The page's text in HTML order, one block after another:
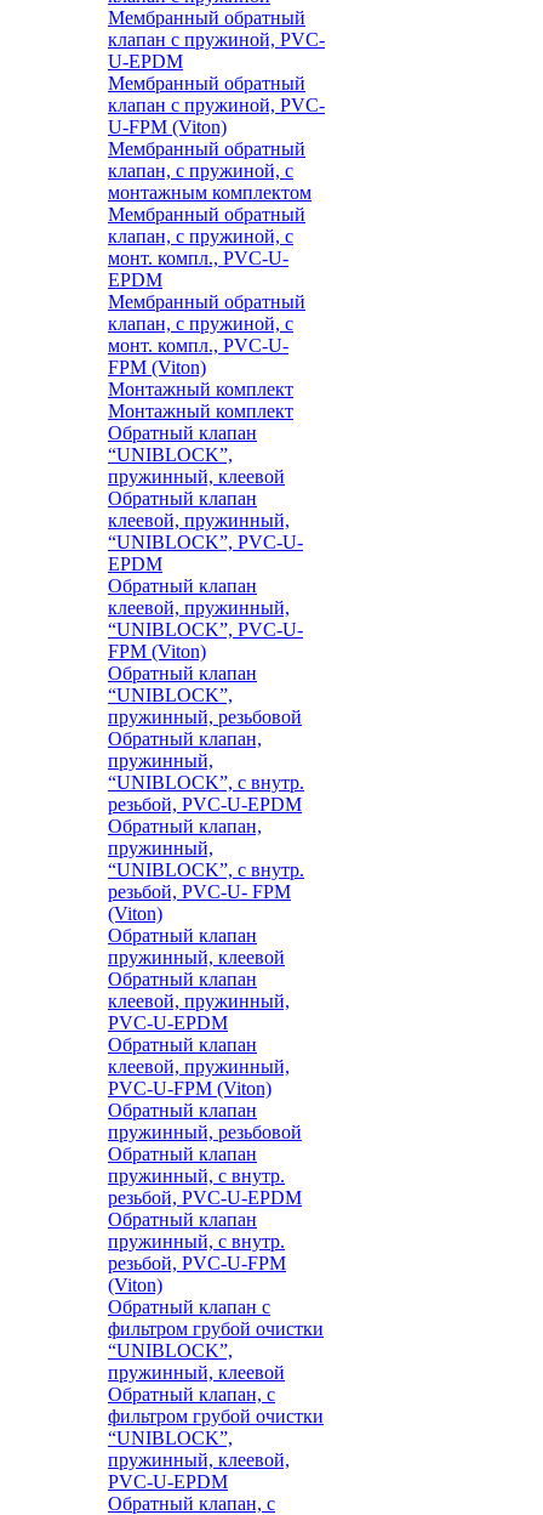
Мембранный обратный
клапан с пружиной, PVC-
U-EPDM
Мембранный обратный
клапан с пружиной, PVC-
U-FPM (Viton)
Мембранный обратный
клапан, с пружиной, с
монтажным комплектом
Мембранный обратный
клапан, с пружиной, с
монт. компл., PVC-U-
EPDM
Мембранный обратный
клапан, с пружиной, с
монт. компл., PVC-U-
FPM (Viton)
Монтажный комплект
Монтажный комплект
Обратный клапан
“UNIBLOCK”,
пружинный, клеевой
Обратный клапан
клеевой, пружинный,
“UNIBLOCK”, PVC-U-
EPDM
Обратный клапан
клеевой, пружинный,
“UNIBLOCK”, PVC-U-
FPM (Viton)
Обратный клапан
“UNIBLOCK”,
пружинный, резьбовой
Обратный клапан,
пружинный,
“UNIBLOCK”, с внутр.
резьбой, PVC-U-EPDM
Обратный клапан,
пружинный,
“UNIBLOCK”, с внутр.
резьбой, PVC-U- FPM
(Viton)
Обратный клапан
пружинный, клеевой
Обратный клапан
клеевой, пружинный,
PVC-U-EPDM
Обратный клапан
клеевой, пружинный,
PVC-U-FPM (Viton)
Обратный клапан
пружинный, резьбовой
Обратный клапан
пружинный, с внутр.
резьбой, PVC-U-EPDM
Обратный клапан
пружинный, с внутр.
резьбой, PVC-U-FPM
(Viton)
Обратный клапан с
фильтром грубой очистки
“UNIBLOCK”,
пружинный, клеевой
Обратный клапан, с
фильтром грубой очистки
“UNIBLOCK”,
пружинный, клеевой,
PVC-U-EPDM
Обратный клапан, с